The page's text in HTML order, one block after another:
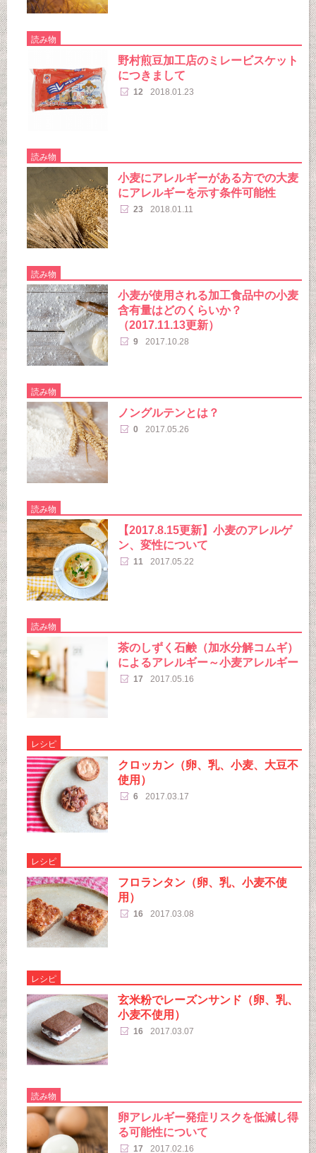
読み物
野村煎豆加工店のミレービスケット
につきまして
12 2018.01.23
読み物
小麦にアレルギーがある方での大麦
にアレルギーを示す条件可能性
23 2018.01.11
読み物
小麦が使用される加工食品中の小麦
含有量はどのくらいか？
（2017.11.13更新）
9 2017.10.28
読み物
ノングルテンとは？
0 2017.05.26
読み物
【2017.8.15更新】小麦のアレルゲ
ン、変性について
11 2017.05.22
読み物
茶のしずく石鹸（加水分解コムギ）
によるアレルギー～小麦アレルギー
17 2017.05.16
レシピ
クロッカン（卵、乳、小麦、大豆不
使用）
6 2017.03.17
レシピ
フロランタン（卵、乳、小麦不使
用）
16 2017.03.08
レシピ
玄米粉でレーズンサンド（卵、乳、
小麦不使用）
16 2017.03.07
読み物
卵アレルギー発症リスクを低減し得
る可能性について
17 2017.02.16